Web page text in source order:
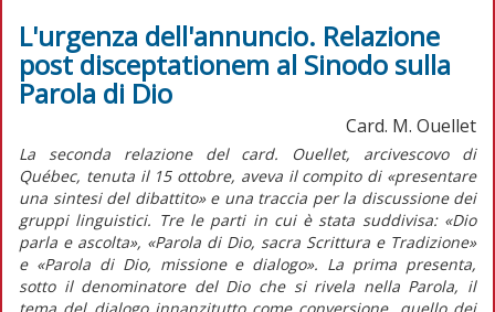
L'urgenza dell'annuncio. Relazione
post disceptationem al Sinodo sulla
Parola di Dio
Card. M. Ouellet
La seconda relazione del card. Ouellet, arcivescovo di
Québec, tenuta il 15 ottobre, aveva il compito di «presentare
una sintesi del dibattito» e una traccia per la discussione dei
gruppi linguistici. Tre le parti in cui è stata suddivisa: «Dio
parla e ascolta», «Parola di Dio, sacra Scrittura e Tradizione»
e «Parola di Dio, missione e dialogo». La prima presenta,
sotto il denominatore del Dio che si rivela nella Parola, il